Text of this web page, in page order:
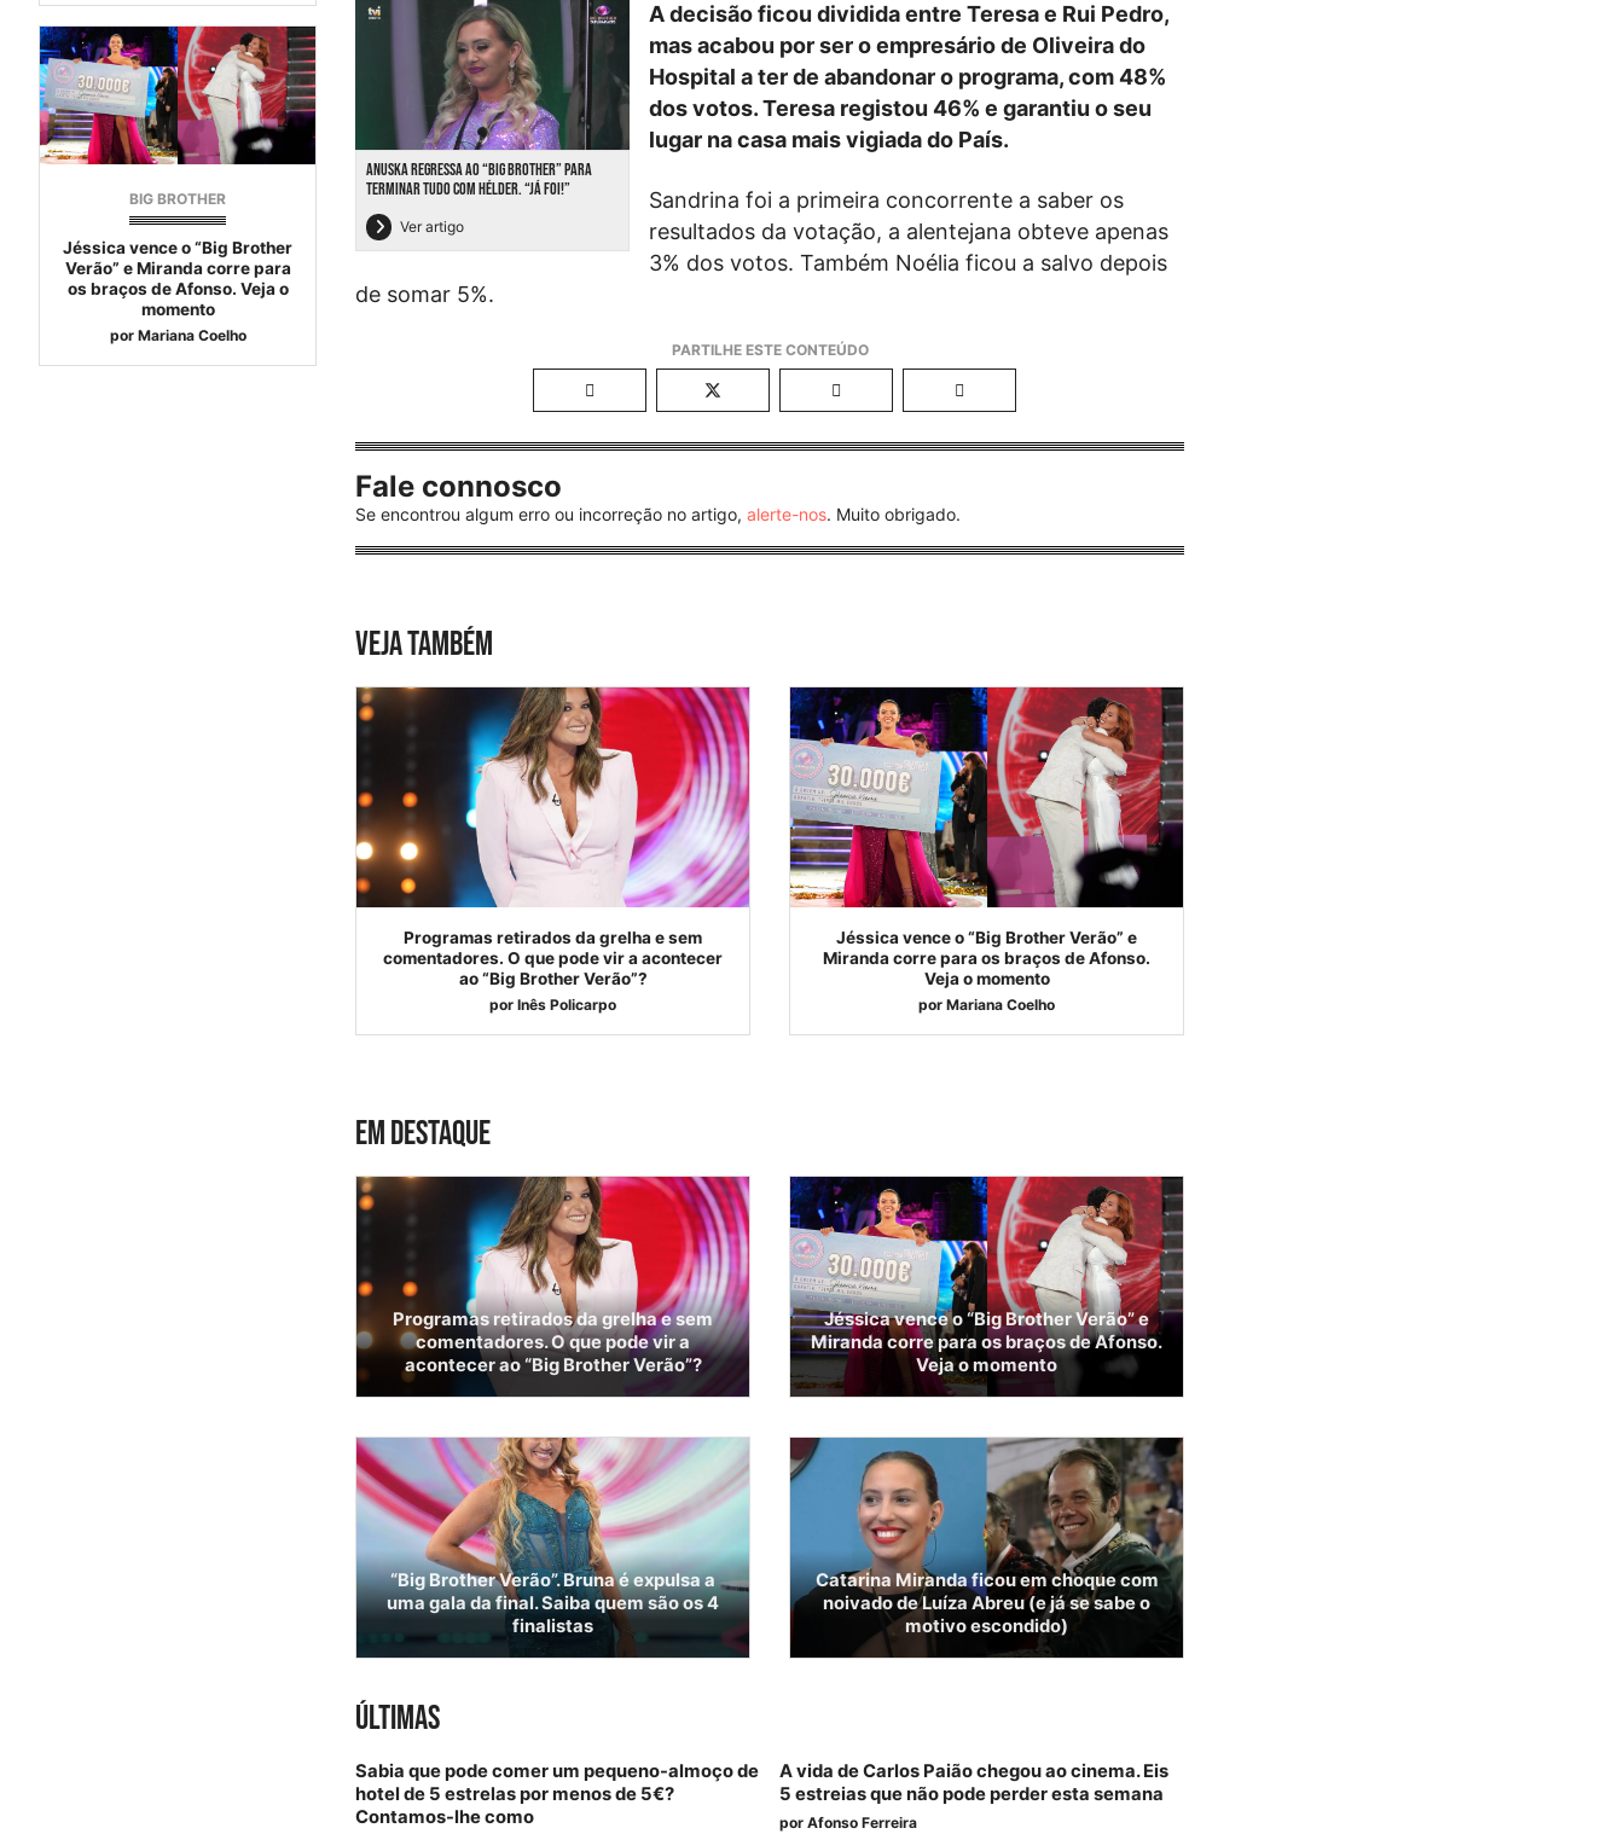
BIG BROTHER
Jéssica vence o “Big Brother
Verão” e Miranda corre para
os braços de Afonso. Veja o
momento
por Mariana Coelho
ANUSKA REGRESSA AO “BIG BROTHER” PARA
TERMINAR TUDO COM HÉLDER. “JÁ FOI!”
Ver artigo
A decisão ficou dividida entre Teresa e Rui Pedro,
mas acabou por ser o empresário de Oliveira do
Hospital a ter de abandonar o programa, com 48%
dos votos. Teresa registou 46% e garantiu o seu
lugar na casa mais vigiada do País.
Sandrina foi a primeira concorrente a saber os
resultados da votação, a alentejana obteve apenas
3% dos votos. Também Noélia ficou a salvo depois
de somar 5%.
Fale connosco
Se encontrou algum erro ou incorreção no artigo,alerte-nos. Muito obrigado.
VEJA TAMBÉM
Programas retirados da grelha e sem
comentadores. O que pode vir a acontecer
ao “Big Brother Verão”?
por Inês Policarpo
Jéssica vence o “Big Brother Verão” e
Miranda corre para os braços de Afonso.
Veja o momento
por Mariana Coelho
EM DESTAQUE
Programas retirados da grelha e sem
comentadores. O que pode vir a
acontecer ao “Big Brother Verão”?
Jéssica vence o “Big Brother Verão” e
Miranda corre para os braços de Afonso.
Veja o momento
“Big Brother Verão”. Bruna é expulsa a
uma gala da final. Saiba quem são os 4
finalistas
Catarina Miranda ficou em choque com
noivado de Luíza Abreu (e já se sabe o
motivo escondido)
ÚLTIMAS
Sabia que pode comer um pequeno-almoço de
hotel de 5 estrelas por menos de 5€?
Contamos-lhe como
A vida de Carlos Paião chegou ao cinema. Eis
5 estreias que não pode perder esta semana
por Afonso Ferreira